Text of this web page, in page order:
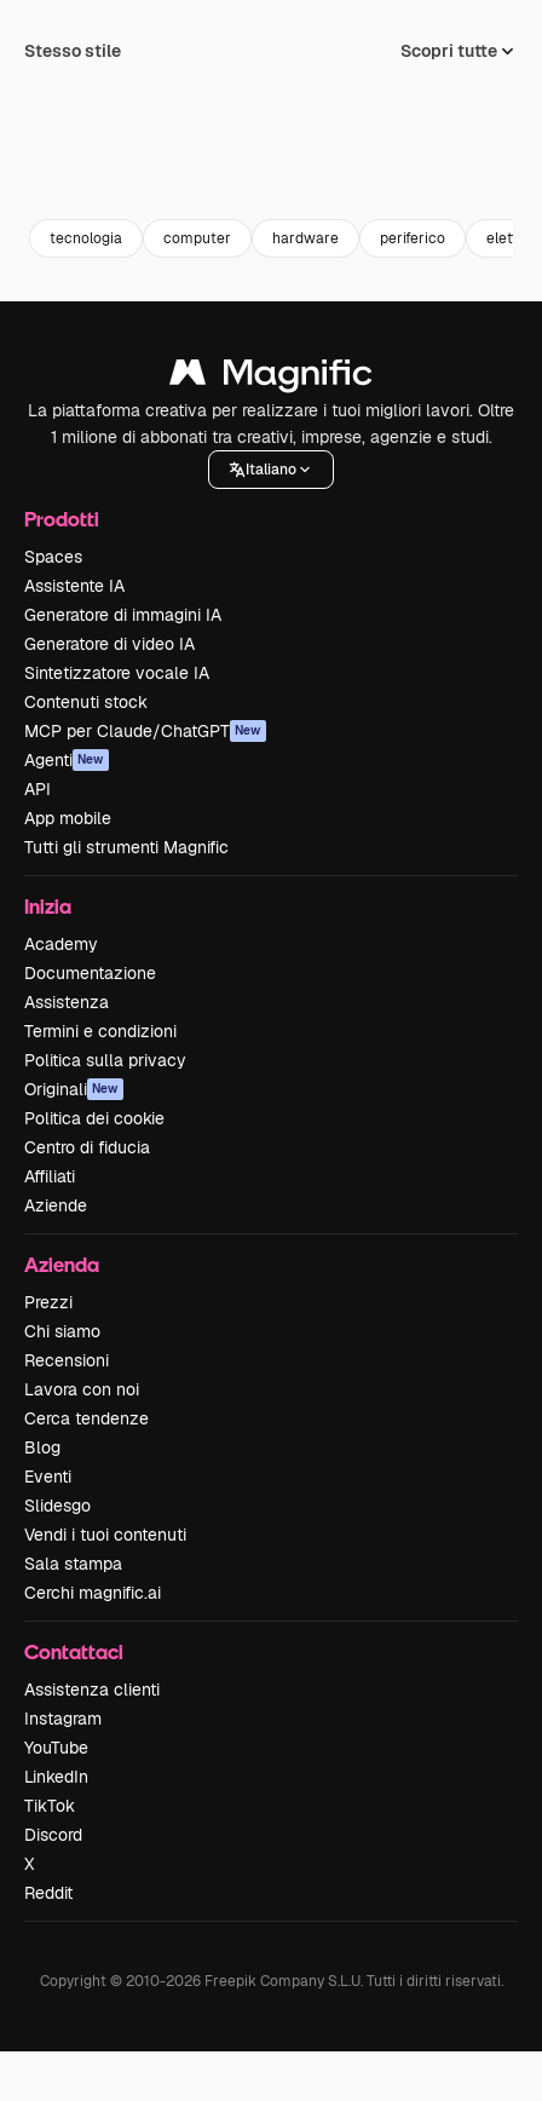
Stesso stile Scopri tutte
tecnologia computer hardware periferico
La piattaforma creativa per realizzare i tuoi migliori lavori. Oltre
1 milione di abbonati tra creativi, imprese, agenzie e studi.
Italiano
Prodotti
Spaces
Assistente IA
Generatore di immagini IA
Generatore di video IA
Sintetizzatore vocale IA
Contenuti stock
MCP per Claude/ChatGPT New
Agenti New
API
App mobile
Tutti gli strumenti Magnific
Inizia
Academy
Documentazione
Assistenza
Termini e condizioni
Politica sulla privacy
Originali New
Politica dei cookie
Centro di fiducia
Affiliati
Aziende
Azienda
Prezzi
Chi siamo
Recensioni
Lavora con noi
Cerca tendenze
Blog
Eventi
Slidesgo
Vendi i tuoi contenuti
Sala stampa
Cerchi magnific.ai
Contattaci
Assistenza clienti
Instagram
YouTube
LinkedIn
TikTok
Discord
X
Reddit
Copyright © 2010-2026Freepik Company S.L.U. Tutti i diritti riservati.